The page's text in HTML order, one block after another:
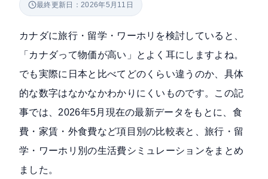
最終更新日：2026年5月11日
カナダに旅行・留学・ワーホリを検討していると、
「カナダって物価が高い」とよく耳にしますよね。
でも実際に日本と比べてどのくらい違うのか、具体
的な数字はなかなかわかりにくいものです。この記
事では、2026年5月現在の最新データをもとに、食
費・家賃・外食費など項目別の比較表と、旅行・留
学・ワーホリ別の生活費シミュレーションをまとめ
ました。